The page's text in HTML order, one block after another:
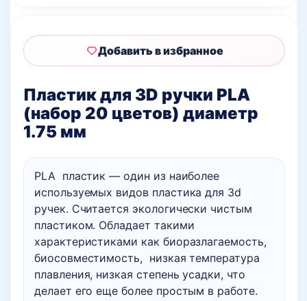
Пластик для 3D ручки PLA
(набор 20 цветов) диаметр
1.75 мм
PLA пластик — один из наиболее
используемых видов пластика для 3d
ручек. Считается экологически чистым
пластиком. Обладает такими
характеристиками как биоразлагаемость,
биосовместимость, низкая температура
плавления, низкая степень усадки, что
делает его еще более простым в работе.
Добавить в избранное